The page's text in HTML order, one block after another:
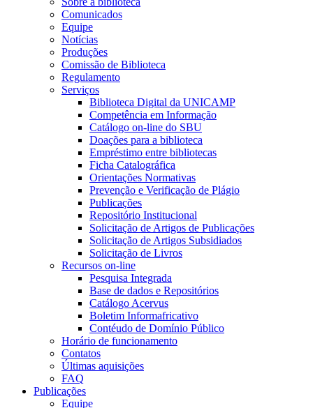
Comunicados
Equipe
Notícias
Produções
Comissão de Biblioteca
Regulamento
Serviços
Biblioteca Digital da UNICAMP
Competência em Informação
Catálogo on-line do SBU
Doações para a biblioteca
Empréstimo entre bibliotecas
Ficha Catalográfica
Orientações Normativas
Prevenção e Verificação de Plágio
Publicações
Repositório Institucional
Solicitação de Artigos de Publicações
Solicitação de Artigos Subsidiados
Solicitação de Livros
Recursos on-line
Pesquisa Integrada
Base de dados e Repositórios
Catálogo Acervus
Boletim Informafricativo
Contéudo de Domínio Público
Horário de funcionamento
Contatos
Últimas aquisições
FAQ
Publicações
Equipe